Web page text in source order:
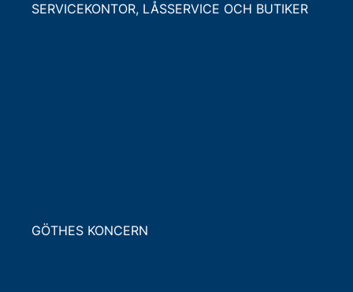
SERVICEKONTOR, LÅSSERVICE OCH BUTIKER
GÖTHES KONCERN